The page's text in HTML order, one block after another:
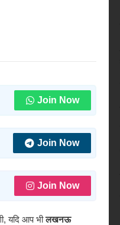
Join Now
Join Now
Join Now
यदि आप भीलखनऊ